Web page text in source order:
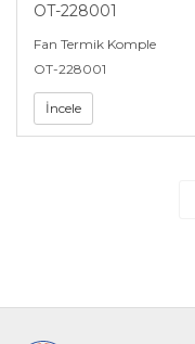
OT-228001
Fan Termik Komple
OT-228001
İncele